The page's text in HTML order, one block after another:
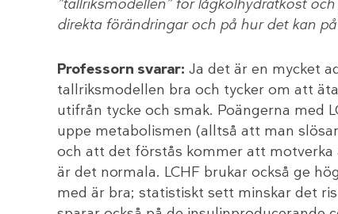
”tallriksmodellen” för lågkolhydratkost
direkta förändringar och på hur det kan
Professorn svarar: Ja det är en mycket
tallriksmodellen bra och tycker om att
utifrån tycke och smak. Poängerna med
uppe metabolismen (alltså att man
och att det förstås kommer att motverka
är det normala. LCHF brukar också ge
med är bra; statistiskt sett minskar det